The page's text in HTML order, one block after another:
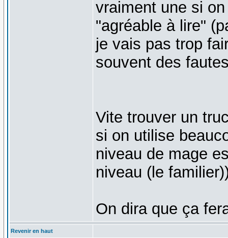
vraiment une si
"agréable à lire"
je vais pas trop
souvent des
Vite trouver un
si on utilise
niveau de mage
niveau (le
On dira que ça
Revenir en haut